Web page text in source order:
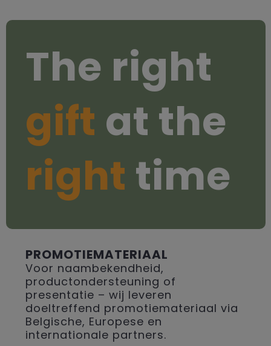
The right
gift at the
right time
PROMOTIEMATERIAAL
Voor naambekendheid,
productondersteuning of
presentatie – wij leveren
doeltreffend promotiemateriaal via
Belgische, Europese en
internationale partners.